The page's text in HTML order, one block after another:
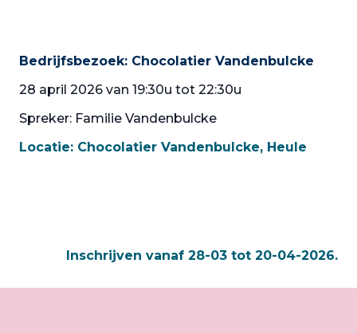
Bedrijfsbezoek: Chocolatier Vandenbulcke
28 april 2026 van 19:30u tot 22:30u
Spreker: Familie Vandenbulcke
Locatie: Chocolatier Vandenbulcke, Heule
Inschrijven vanaf 28-03 tot 20-04-2026.